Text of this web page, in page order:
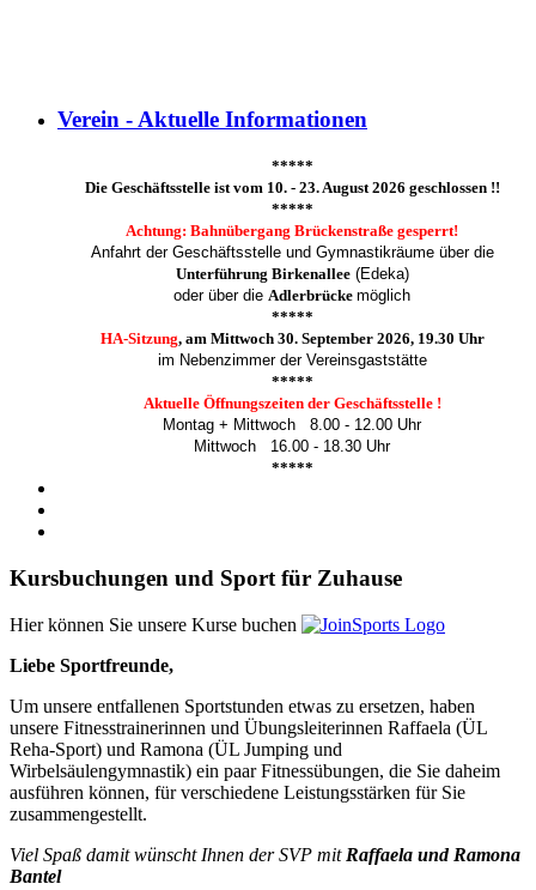
Verein - Aktuelle Informationen
*****
Die Geschäftsstelle ist vom 10. - 23. August 2026 geschlossen !!
*****
Achtung: Bahnübergang Brückenstraße gesperrt!
Anfahrt der Geschäftsstelle und Gymnastikräume über die
Unterführung Birkenallee(Edeka)
oder über die Adlerbrücke möglich
*****
HA-Sitzung, am Mittwoch 30. September 2026, 19.30 Uhr
im Nebenzimmer der Vereinsgaststätte
*****
Aktuelle Öffnungszeiten der Geschäftsstelle !
Montag + Mittwoch 8.00 - 12.00 Uhr
Mittwoch 16.00 - 18.30 Uhr
*****
Kursbuchungen und Sport für Zuhause
Hier können Sie unsere Kurse buchen
Liebe Sportfreunde,
Um unsere entfallenen Sportstunden etwas zu ersetzen, haben
unsere Fitnesstrainerinnen und Übungsleiterinnen Raffaela (ÜL
Reha-Sport) und Ramona (ÜL Jumping und
Wirbelsäulengymnastik) ein paar Fitnessübungen, die Sie daheim
ausführen können, für verschiedene Leistungsstärken für Sie
zusammengestellt.
Viel Spaß damit wünscht Ihnen der SVP mit Raffaela und Ramona
Bantel